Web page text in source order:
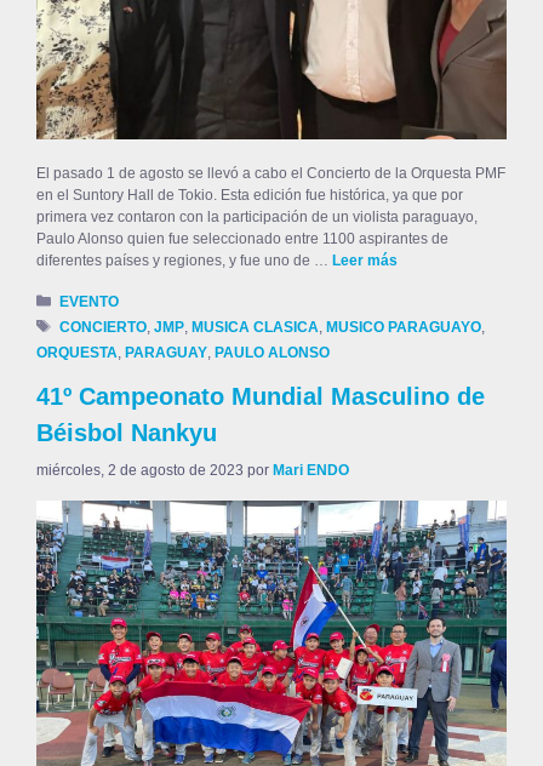
El pasado 1 de agosto se llevó a cabo el Concierto de la Orquesta PMF
en el Suntory Hall de Tokio. Esta edición fue histórica, ya que por
primera vez contaron con la participación de un violista paraguayo,
Paulo Alonso quien fue seleccionado entre 1100 aspirantes de
diferentes países y regiones, y fue uno de … Leer más
EVENTO
CONCIERTO ,JMP ,MUSICA CLASICA ,MUSICO PARAGUAYO
ORQUESTA PARAGUAY PAULO ALONSO
41º Campeonato Mundial Masculino de
Béisbol Nankyu
miércoles, 2 de agosto de 2023 por Mari ENDO